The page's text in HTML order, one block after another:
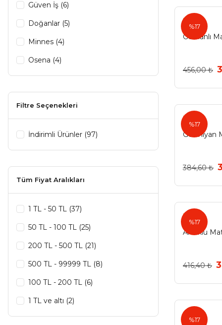
Güven İş (6)
Doğanlar (5)
Minnes (4)
Osena (4)
Maruf (3)
System (3)
Array (2)
Pole (2)
Rober (2)
Yeniler (2)
Akc (1)
Arıel (1)
Broth (1)
Koral (1)
Filtre Seçenekleri
İndirimli Ürünler (97)
Tüm Fiyat Aralıkları
1 TL - 50 TL (37)
50 TL - 100 TL (25)
200 TL - 500 TL (21)
500 TL - 99999 TL (8)
100 TL - 200 TL (6)
1 TL ve altı (2)
%17
Ermo
Osmanlı
456,00 ₺
%17
Ermo
Germiyan
384,60 ₺
%17
Ermo
Artuklu
416,40 ₺
%17
Samet